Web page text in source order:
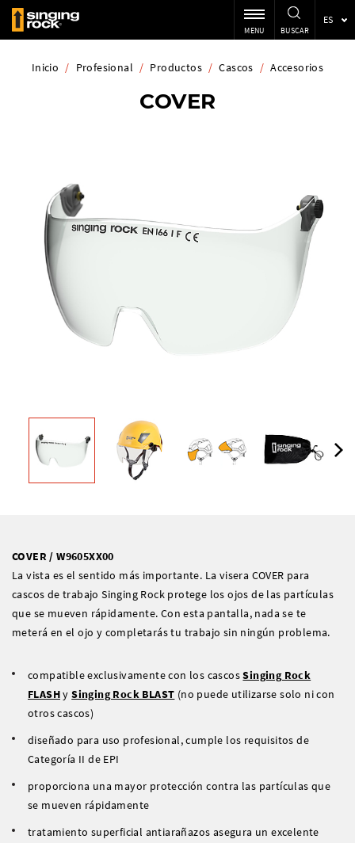
ES
MENU BUSCAR
Inicio / Profesional / Productos / Cascos / Accesorios
COVER
COVER / W9605XX00
La vista es el sentido más importante. La visera COVER para
cascos de trabajo Singing Rock protege los ojos de las partículas
que se mueven rápidamente. Con esta pantalla, nada se te
meterá en el ojo y completarás tu trabajo sin ningún problema.
compatible exclusivamente con los cascosSinging Rock
FLASHySinging Rock BLAST (no puede utilizarse solo ni con
otros cascos)
diseñado para uso profesional, cumple los requisitos de
Categoría II de EPI
proporciona una mayor protección contra las partículas que
se mueven rápidamente
tratamiento superficial antiarañazos asegura un excelente